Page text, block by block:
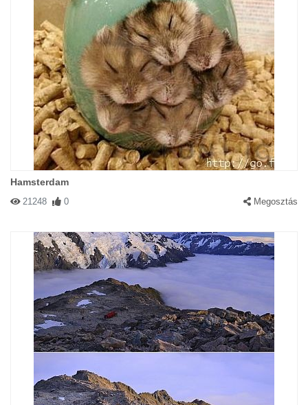
Hamsterdam
21248 0 Megosztás